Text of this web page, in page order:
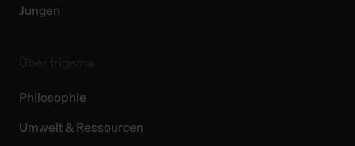
Jungen
Philosophie
Umwelt & Ressourcen